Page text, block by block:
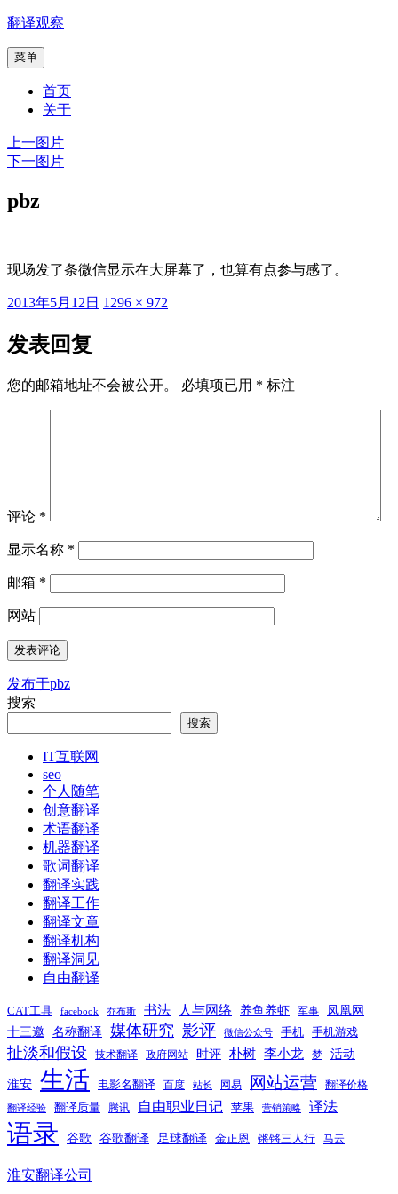
跳
内
翻译观察
菜单
首页
关于
上一图片
下一图片
pbz
现场发了条微信显示在大屏幕了，也算有点参与感了。
发
于
2013年5月12日 原
1296 × 972
发表回复
您的邮箱地址不会被公开。 必填项已用 * 标注
评论 *
显示名称 *
邮箱 *
网站
文
章
发布于pbz
搜索
搜索
IT互联网
seo
个人随笔
创意翻译
术语翻译
机器翻译
歌词翻译
翻译实践
翻译工作
翻译文章
翻译机构
翻译洞见
自由翻译
CAT工具 facebook 乔布斯 书法 人与网络 养鱼养虾 军事
凤凰网
十三邀
名称翻译 媒体研究 影评 微信公众号 手机 手机游戏
扯淡和假设 技术翻译 政府网站 时评 朴树 李小龙 梦 活动
淮安 生活 电影名翻译 百度 站长 网易 网站运营 翻译价格
翻译经验 翻译质量 腾讯 自由职业日记 苹果 营销策略 译法
语录 谷歌 谷歌翻译 足球翻译 金正恩 锵锵三人行 马云
淮安翻译公司